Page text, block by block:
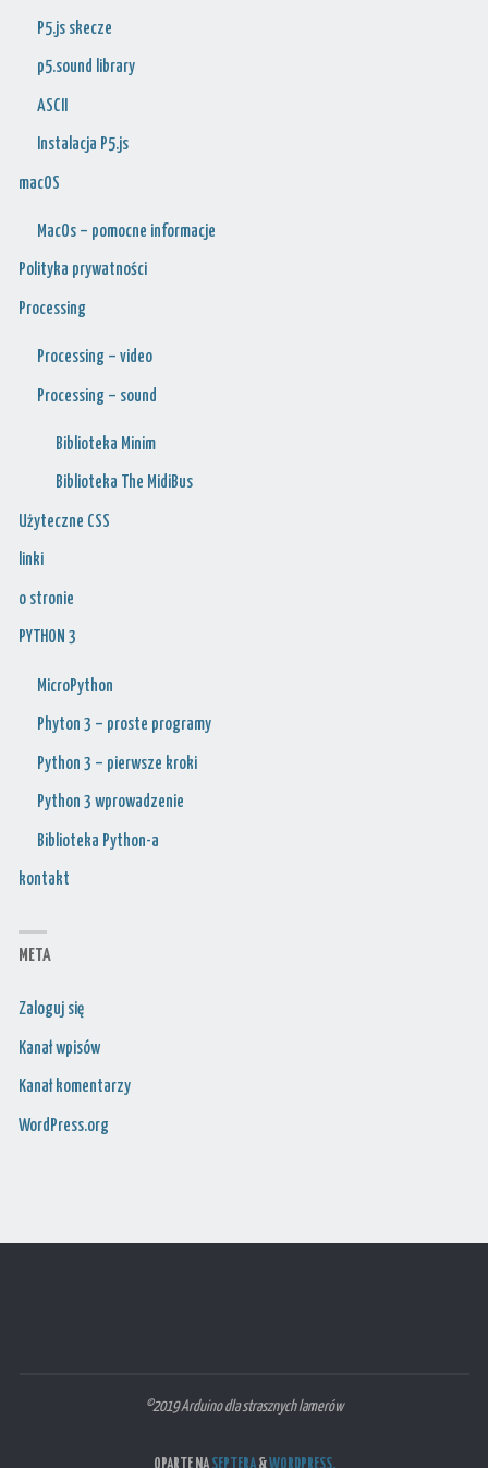
P5.js skecze
p5.sound library
ASCII
Instalacja P5.js
macOS
MacOs – pomocne informacje
Polityka prywatności
Processing
Processing – video
Processing – sound
Biblioteka Minim
Biblioteka The MidiBus
Użyteczne CSS
linki
o stronie
PYTHON 3
MicroPython
Phyton 3 – proste programy
Python 3 – pierwsze kroki
Python 3 wprowadzenie
Biblioteka Python-a
kontakt
META
Zaloguj się
Kanał wpisów
Kanał komentarzy
WordPress.org
©2019 Arduino dla strasznych lamerów